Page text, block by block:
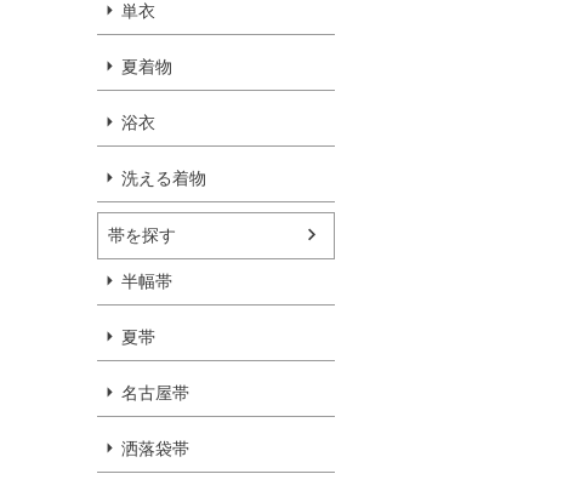
単衣
夏着物
浴衣
洗える着物
帯を探す
半幅帯
夏帯
名古屋帯
洒落袋帯